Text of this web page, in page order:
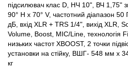
підсилювач клас D, НЧ 10", ВЧ 1,75"
90° H x 70° V, частотний діапазон
дБ, вхід XLR + TRS 1/4", вихід XLR,
Volume, Boost, MIC/Line, технологія
низьких частот XBOOST, 2 точки
установки на стійку, ВШГ- 548 мм x
кг